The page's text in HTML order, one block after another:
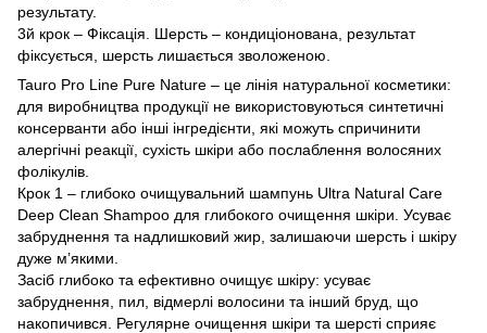
результату.
3й крок – Фіксація. Шерсть – кондиціонована, результат
фіксується, шерсть лишається зволоженою.
Tauro Pro Line Pure Nature – це лінія натуральної косметики:
для виробництва продукції не використовуються синтетичні
консерванти або інші інгредієнти, які можуть спричинити
алергічні реакції, сухість шкіри або послаблення волосяних
фолікулів.
Крок 1 – глибоко очищувальний шампунь Ultra Natural Care
Deep Clean Shampoo для глибокого очищення шкіри. Усуває
забруднення та надлишковий жир, залишаючи шерсть і шкіру
дуже м’якими.
Засіб глибоко та ефективно очищує шкіру: усуває
забруднення, пил, відмерлі волосини та інший бруд, що
накопичився. Регулярне очищення шкіри та шерсті сприяє